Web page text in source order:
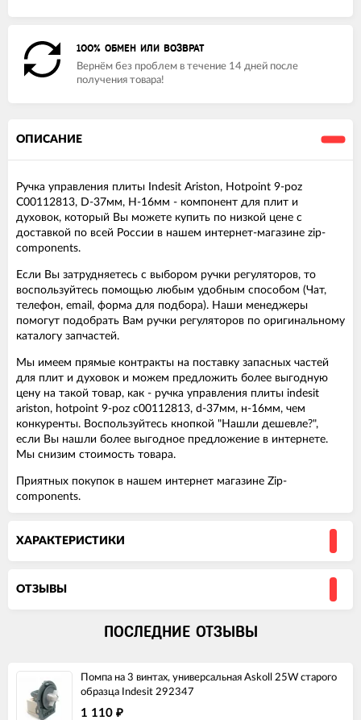
100% ОБМЕН ИЛИ ВОЗВРАТ
Вернём без проблем в течение 14 дней после
получения товара!
ОПИСАНИЕ
Ручка управления плиты Indesit Ariston, Hotpoint 9-poz
C00112813, D-37мм, Н-16мм - компонент для плит и
духовок, который Вы можете купить по низкой цене с
доставкой по всей России в нашем интернет-магазине zip-
components.
Если Вы затрудняетесь с выбором ручки регуляторов, то
воспользуйтесь помощью любым удобным способом (Чат,
телефон, email, форма для подбора). Наши менеджеры
помогут подобрать Вам ручки регуляторов по оригинальному
каталогу запчастей.
Мы имеем прямые контракты на поставку запасных частей
для плит и духовок и можем предложить более выгодную
цену на такой товар, как - ручка управления плиты indesit
ariston, hotpoint 9-poz c00112813, d-37мм, н-16мм, чем
конкуренты. Воспользуйтесь кнопкой "Нашли дешевле?",
если Вы нашли более выгодное предложение в интернете.
Мы снизим стоимость товара.
Приятных покупок в нашем интернет магазине Zip-
components.
ХАРАКТЕРИСТИКИ
ОТЗЫВЫ
ПОСЛЕДНИЕ ОТЗЫВЫ
Помпа на 3 винтах, универсальная Askoll 25W старого
образца Indesit 292347
1 110 ₽